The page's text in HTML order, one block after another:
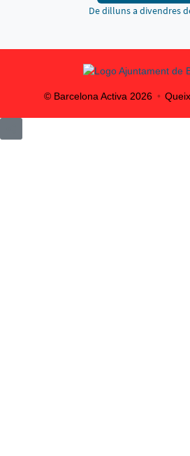
De dilluns a divendres
© Barcelona Activa 2026